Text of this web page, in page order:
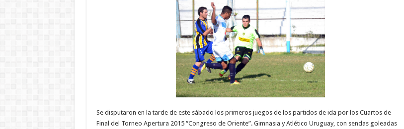
Se disputaron en la tarde de este sábado los primeros juegos de los partidos de ida por los Cuartos de
Final del Torneo Apertura 2015 “Congreso de Oriente”. Gimnasia y Atlético Uruguay, con sendas goleadas